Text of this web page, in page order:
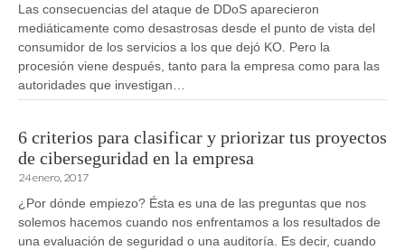
Las consecuencias del ataque de DDoS aparecieron
mediáticamente como desastrosas desde el punto de vista del
consumidor de los servicios a los que dejó KO. Pero la
procesión viene después, tanto para la empresa como para las
autoridades que investigan…
6 criterios para clasificar y priorizar tus proyectos
de ciberseguridad en la empresa
24 enero, 2017
¿Por dónde empiezo? Ésta es una de las preguntas que nos
solemos hacemos cuando nos enfrentamos a los resultados de
una evaluación de seguridad o una auditoría. Es decir, cuando